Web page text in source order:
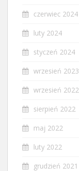
czerwiec 2024
luty 2024
styczeń 2024
wrzesień 2023
wrzesień 2022
sierpień 2022
maj 2022
luty 2022
grudzień 2021